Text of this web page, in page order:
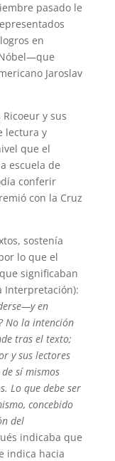
pasado le
en
Jaroslav
y sus
lectura y
que el
escuela de
conferir
con la Cruz
sostenía
lo que el
significaban
Interpretación):
en
No la intención
tras el texto;
y sus lectores
sí mismos
Lo que debe ser
concebido
del
indicaba que
indica hacia